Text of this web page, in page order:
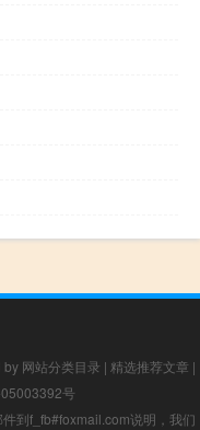
by 网站分类目录 | 精选推荐文章 |
号
到f_fb#foxmail.com说明，我们